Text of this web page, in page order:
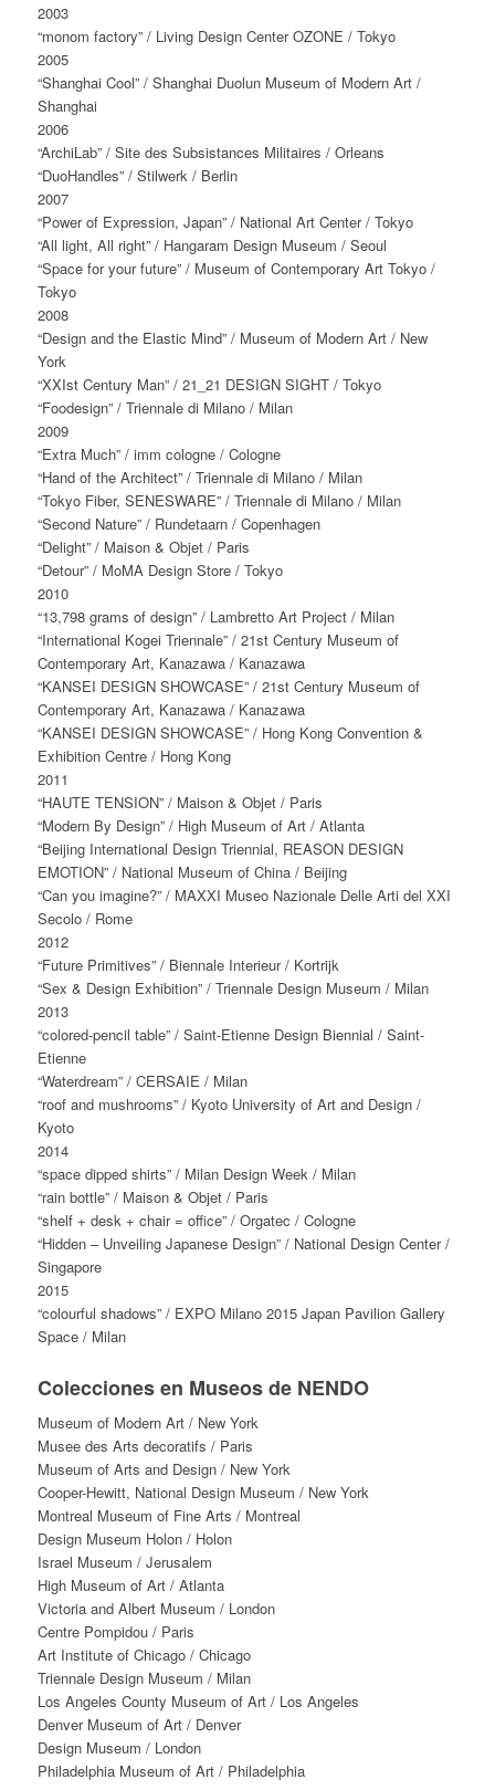
2003
“monom factory” / Living Design Center OZONE / Tokyo
2005
“Shanghai Cool” / Shanghai Duolun Museum of Modern Art /
Shanghai
2006
“ArchiLab” / Site des Subsistances Militaires / Orleans
“DuoHandles” / Stilwerk / Berlin
2007
“Power of Expression, Japan” / National Art Center / Tokyo
“All light, All right” / Hangaram Design Museum / Seoul
“Space for your future” / Museum of Contemporary Art Tokyo /
Tokyo
2008
“Design and the Elastic Mind” / Museum of Modern Art / New
York
“XXIst Century Man” / 21_21 DESIGN SIGHT / Tokyo
“Foodesign” / Triennale di Milano / Milan
2009
“Extra Much” / imm cologne / Cologne
“Hand of the Architect” / Triennale di Milano / Milan
“Tokyo Fiber, SENESWARE” / Triennale di Milano / Milan
“Second Nature” / Rundetaarn / Copenhagen
“Delight” / Maison & Objet / Paris
“Detour” / MoMA Design Store / Tokyo
2010
“13,798 grams of design” / Lambretto Art Project / Milan
“International Kogei Triennale” / 21st Century Museum of
Contemporary Art, Kanazawa / Kanazawa
“KANSEI DESIGN SHOWCASE” / 21st Century Museum of
Contemporary Art, Kanazawa / Kanazawa
“KANSEI DESIGN SHOWCASE” / Hong Kong Convention &
Exhibition Centre / Hong Kong
2011
“HAUTE TENSION” / Maison & Objet / Paris
“Modern By Design” / High Museum of Art / Atlanta
“Beijing International Design Triennial, REASON DESIGN
EMOTION” / National Museum of China / Beijing
“Can you imagine?” / MAXXI Museo Nazionale Delle Arti del XXI
Secolo / Rome
2012
“Future Primitives” / Biennale Interieur / Kortrijk
“Sex & Design Exhibition” / Triennale Design Museum / Milan
2013
“colored-pencil table” / Saint-Etienne Design Biennial / Saint-
Etienne
“Waterdream” / CERSAIE / Milan
“roof and mushrooms” / Kyoto University of Art and Design /
Kyoto
2014
“space dipped shirts” / Milan Design Week / Milan
“rain bottle” / Maison & Objet / Paris
“shelf + desk + chair = office” / Orgatec / Cologne
“Hidden – Unveiling Japanese Design” / National Design Center /
Singapore
2015
“colourful shadows” / EXPO Milano 2015 Japan Pavilion Gallery
Space / Milan
Colecciones en Museos de NENDO
Museum of Modern Art / New York
Musee des Arts decoratifs / Paris
Museum of Arts and Design / New York
Cooper-Hewitt, National Design Museum / New York
Montreal Museum of Fine Arts / Montreal
Design Museum Holon / Holon
Israel Museum / Jerusalem
High Museum of Art / Atlanta
Victoria and Albert Museum / London
Centre Pompidou / Paris
Art Institute of Chicago / Chicago
Triennale Design Museum / Milan
Los Angeles County Museum of Art / Los Angeles
Denver Museum of Art / Denver
Design Museum / London
Philadelphia Museum of Art / Philadelphia